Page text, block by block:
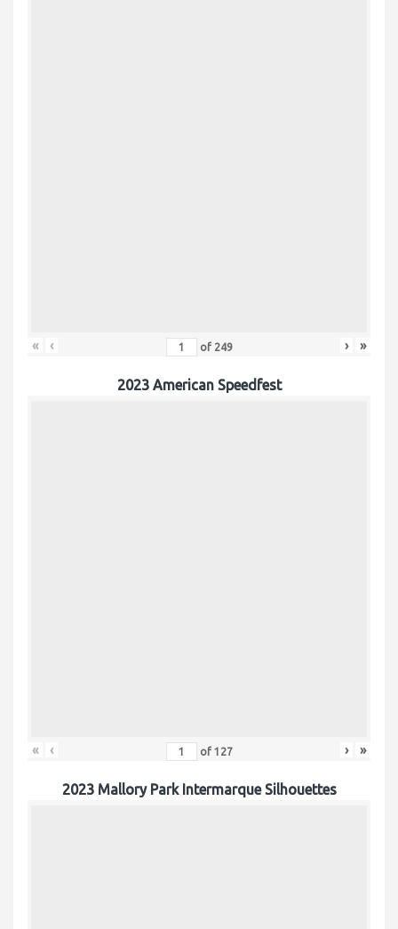
« ‹ of 249 › »
2023 American Speedfest
« ‹ of 127 › »
2023 Mallory Park Intermarque Silhouettes